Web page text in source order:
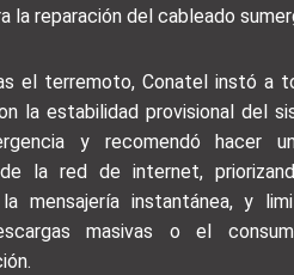
la reparación del cableado
el terremoto, Conatel instó a
la estabilidad provisional del
y recomendó hacer
la red de internet,
mensajería instantánea, y
masivas o el